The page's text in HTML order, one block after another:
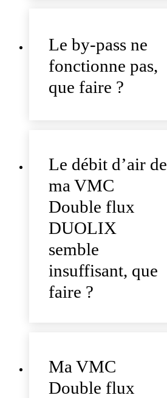
Le by-pass ne
fonctionne pas,
que faire ?
Le débit d’air de
ma VMC
Double flux
DUOLIX
semble
insuffisant, que
faire ?
Ma VMC
Double flux